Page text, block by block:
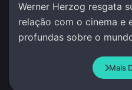
Werner Herzog resgata
relação com o cinema e
profundas sobre o
Mais